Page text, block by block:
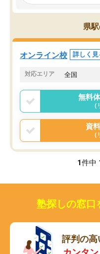
見てから講師を決定する
す。
うちの子は、初回面談の
オンラインツールを使用
共有があり宿題もそちら
でした。
言う事で講師変更の申し
まりに短期での変更だっ
う事にして退会しました
戻せ、授業内容や講師の
と思います。
県
オンライン校 詳しく見
対応エリア 全国
無料
資
1件中
塾探しの窓口
評判の高